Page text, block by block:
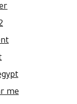
me